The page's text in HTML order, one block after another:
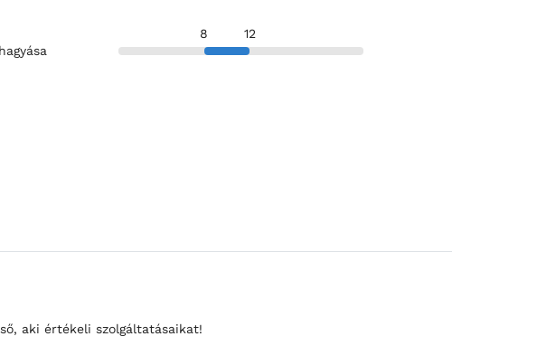
8 12
aki értékeli szolgáltatásaikat!